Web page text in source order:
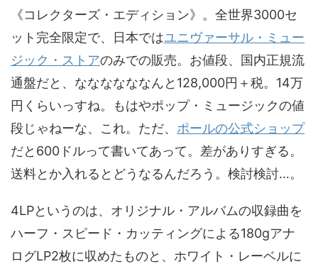
《コレクターズ・エディション》。全世界3000セ
ット完全限定で、日本ではユニヴァーサル・ミュー
ジック・ストアのみでの販売。お値段、国内正規流
通盤だと、ななななななんと128,000円＋税。14万
円くらいっすね。もはやポップ・ミュージックの値
段じゃねーな、これ。ただ、 ポールの公式ショップ
だと600ドルって書いてあって。差がありすぎる。
送料とか入れるとどうなるんだろう。検討検討…。
4LPというのは、オリジナル・アルバムの収録曲を
ハーフ・スピード・カッティングによる180gアナ
ログLP2枚に収めたものと、ホワイト・レーベルに